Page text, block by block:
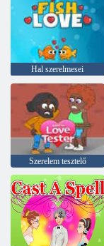
Hal szerelmesei
Szerelem tesztelő